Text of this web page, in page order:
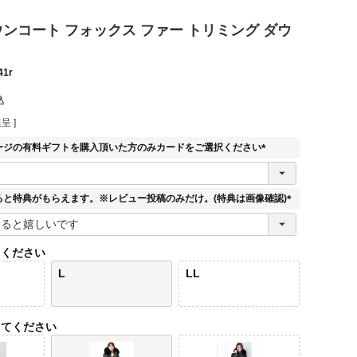
コート フォックス ファー トリミング ダウ
]
の有料ギフトを購入頂いた方のみカードをご選択ください
(
須
と特典がもらえます。※レビュー投稿のみだけ。(特典は画像確認)
(
)
ださい
L
LL
ください